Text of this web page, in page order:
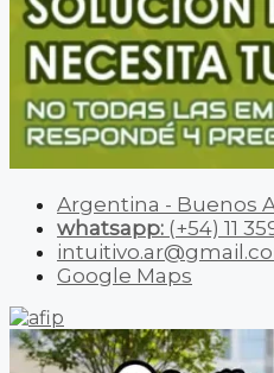
Argentina - Buenos
whatsapp: (+54) 11
Google Maps